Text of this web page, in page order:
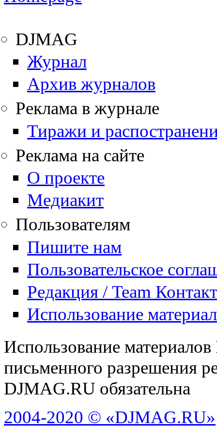
DJMAG
Журнал
Архив журналов
Реклама в журнале
Тиражи и
Реклама на сайте
О проекте
Медиакит
Пользователям
Пишите нам
Пользовательское
Редакция / Team
Использование
Использование
письменного разрешения
DJMAG.RU обязательна
2004-2020 © «DJMAG.RU»